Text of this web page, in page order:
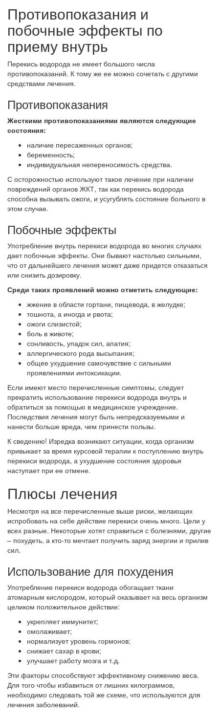
Противопоказания и
побочные эффекты по
приему внутрь
Перекись водорода не имеет большого числа
противопоказаний. К тому же ее можно сочетать с другими
средствами лечения.
Противопоказания
Жесткими противопоказаниями являются следующие
состояния:
наличие пересаженных органов;
беременность;
индивидуальная непереносимость средства.
С осторожностью используют такое лечение при наличии
повреждений органов ЖКТ, так как перекись водорода
способна вызывать ожоги, и усугублять состояние больного в
этом случае.
Побочные эффекты
Употребление внутрь перекиси водорода во многих случаях
дает побочные эффекты. Они бывают настолько сильными,
что от дальнейшего лечения может даже придется отказаться
или снизить дозировку.
Среди таких проявлений можно отметить следующие:
жжение в области гортани, пищевода, в желудке;
тошнота, а иногда и рвота;
ожоги слизистой;
боль в животе;
сонливость, упадок сил, апатия;
аллергического рода высыпания;
общее ухудшение самочувствие с сильными
проявлениями интоксикации.
Если имеют место перечисленные симптомы, следует
прекратить использование перекиси водорода внутрь и
обратиться за помощью в медицинское учреждение.
Последствия лечения могут быть непредсказуемыми и
нанести больше вреда, чем принести пользы.
К сведению! Изредка возникают ситуации, когда организм
привыкает за время курсовой терапии к поступлению внутрь
перекиси водорода, а ухудшение состояния здоровья
наступает при ее отмене.
Плюсы лечения
Несмотря на все перечисленные выше риски, желающих
испробовать на себе действие перекиси очень много. Цели у
всех разные. Некоторые хотят справиться с болезнями, другие
– похудеть, а кто-то мечтает получить заряд энергии и прилив
сил.
Использование для похудения
Употребление перекиси водорода обогащает ткани
атомарным кислородом, который оказывает на весь организм
целиком положительное действие:
укрепляет иммунитет;
омолаживает;
нормализует уровень гормонов;
снижает сахар в крови;
улучшает работу мозга и т.д.
Эти факторы способствуют эффективному снижению веса.
Для того чтобы избавиться от лишних килограммов,
необходимо следовать той же схеме, что используются для
лечения заболеваний.